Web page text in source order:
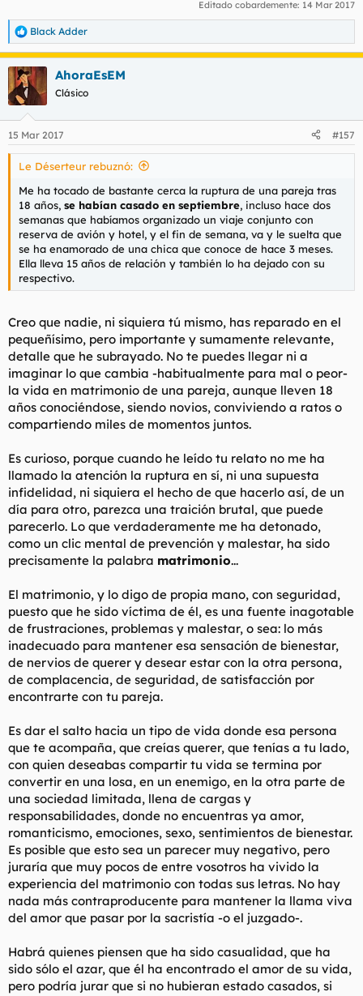
Editado cobardemente: 14 Mar 2017
R
e
a
c
c
i
e
s
Black Adder
AhoraEsEM
Clásico
15 Mar 2017 #157
Le Déserteur rebuznó:
Me ha tocado de bastante cerca la ruptura de una pareja tras
18 años, se habían casado en septiembre, incluso hace dos
semanas que habíamos organizado un viaje conjunto con
reserva de avión y hotel, y el fin de semana, va y le suelta que
se ha enamorado de una chica que conoce de hace 3 meses.
Ella lleva 15 años de relación y también lo ha dejado con su
respectivo.
Creo que nadie, ni siquiera tú mismo, has reparado en el
pequeñísimo, pero importante y sumamente relevante,
detalle que he subrayado. No te puedes llegar ni a
imaginar lo que cambia -habitualmente para mal o peor-
la vida en matrimonio de una pareja, aunque lleven 18
años conociéndose, siendo novios, conviviendo a ratos o
compartiendo miles de momentos juntos.
Es curioso, porque cuando he leído tu relato no me ha
llamado la atención la ruptura en sí, ni una supuesta
infidelidad, ni siquiera el hecho de que hacerlo así, de un
día para otro, parezca una traición brutal, que puede
parecerlo. Lo que verdaderamente me ha detonado,
como un clic mental de prevención y malestar, ha sido
precisamente la palabra matrimonio...
El matrimonio, y lo digo de propia mano, con seguridad,
puesto que he sido víctima de él, es una fuente inagotable
de frustraciones, problemas y malestar, o sea: lo más
inadecuado para mantener esa sensación de bienestar,
de nervios de querer y desear estar con la otra persona,
de complacencia, de seguridad, de satisfacción por
encontrarte con tu pareja.
Es dar el salto hacia un tipo de vida donde esa persona
que te acompaña, que creías querer, que tenías a tu lado,
con quien deseabas compartir tu vida se termina por
convertir en una losa, en un enemigo, en la otra parte de
una sociedad limitada, llena de cargas y
responsabilidades, donde no encuentras ya amor,
romanticismo, emociones, sexo, sentimientos de bienestar.
Es posible que esto sea un parecer muy negativo, pero
juraría que muy pocos de entre vosotros ha vivido la
experiencia del matrimonio con todas sus letras. No hay
nada más contraproducente para mantener la llama viva
del amor que pasar por la sacristía -o el juzgado-.
Habrá quienes piensen que ha sido casualidad, que ha
sido sólo el azar, que él ha encontrado el amor de su vida,
pero podría jurar que si no hubieran estado casados, si